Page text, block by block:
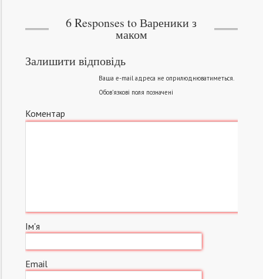
6 Responses to Вареники з
маком
Залишити відповідь
Ваша e-mail адреса не оприлюднюватиметься.
Обов’язкові поля позначені
Коментар
Ім'я
Email